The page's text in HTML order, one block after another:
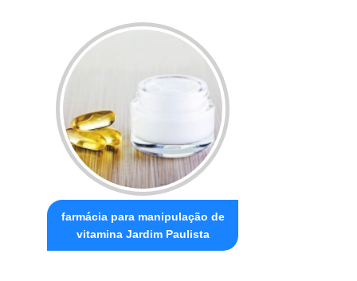
farmácia para manipulação de
vitamina Jardim Paulista